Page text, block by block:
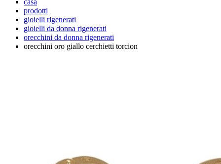
casa
prodotti
gioielli rigenerati
gioielli da donna rigenerati
orecchini da donna rigenerati
orecchini oro giallo cerchietti torcion